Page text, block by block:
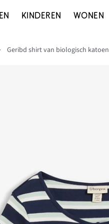
KINDEREN WONEN
Geribd shirt van biologisch katoen